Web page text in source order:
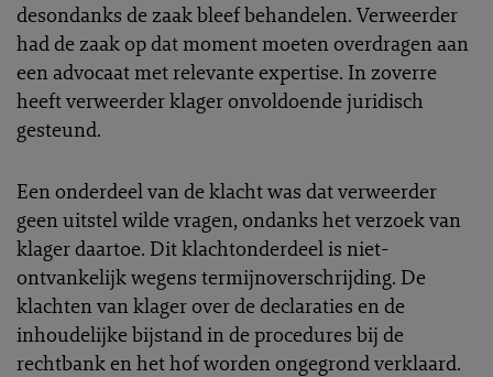
desondanks de zaak bleef behandelen. Verweerder
had de zaak op dat moment moeten overdragen aan
een advocaat met relevante expertise. In zoverre
heeft verweerder klager onvoldoende juridisch
gesteund.
Een onderdeel van de klacht was dat verweerder
geen uitstel wilde vragen, ondanks het verzoek van
klager daartoe. Dit klachtonderdeel is niet-
ontvankelijk wegens termijnoverschrijding. De
klachten van klager over de declaraties en de
inhoudelijke bijstand in de procedures bij de
rechtbank en het hof worden ongegrond verklaard.